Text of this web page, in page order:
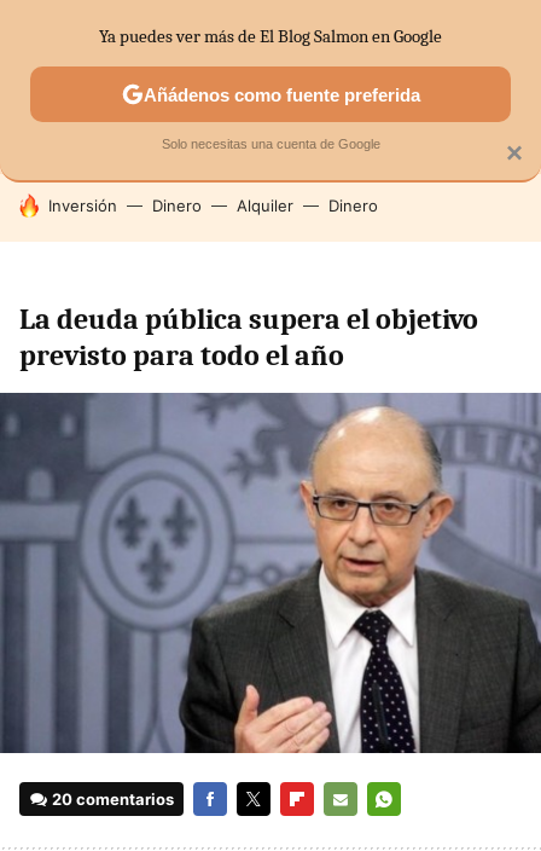
SECTORES ECONOMÍA DOMÉSTICA MERCADOS
HOY SE HABLA DE
Inversión Dinero Alquiler Dinero
La deuda pública supera el objetivo
previsto para todo el año
20 comentarios
×
Ya puedes ver más de El Blog Salmon en Google
Añádenos como fuente preferida
Solo necesitas una cuenta de Google